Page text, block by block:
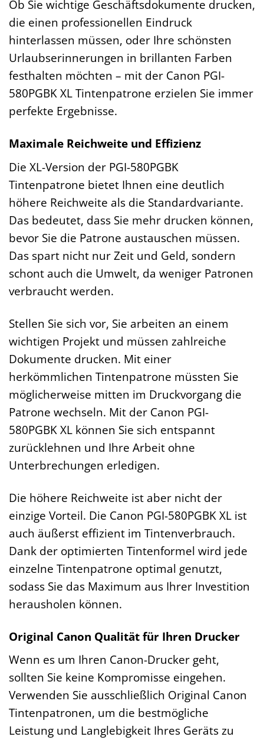
Ob Sie wichtige Geschäftsdokumente drucken,
die einen professionellen Eindruck
hinterlassen müssen, oder Ihre schönsten
Urlaubserinnerungen in brillanten Farben
festhalten möchten – mit der Canon PGI-
580PGBK XL Tintenpatrone erzielen Sie immer
perfekte Ergebnisse.
Maximale Reichweite und Effizienz
Die XL-Version der PGI-580PGBK
Tintenpatrone bietet Ihnen eine deutlich
höhere Reichweite als die Standardvariante.
Das bedeutet, dass Sie mehr drucken können,
bevor Sie die Patrone austauschen müssen.
Das spart nicht nur Zeit und Geld, sondern
schont auch die Umwelt, da weniger Patronen
verbraucht werden.
Stellen Sie sich vor, Sie arbeiten an einem
wichtigen Projekt und müssen zahlreiche
Dokumente drucken. Mit einer
herkömmlichen Tintenpatrone müssten Sie
möglicherweise mitten im Druckvorgang die
Patrone wechseln. Mit der Canon PGI-
580PGBK XL können Sie sich entspannt
zurücklehnen und Ihre Arbeit ohne
Unterbrechungen erledigen.
Die höhere Reichweite ist aber nicht der
einzige Vorteil. Die Canon PGI-580PGBK XL ist
auch äußerst effizient im Tintenverbrauch.
Dank der optimierten Tintenformel wird jede
einzelne Tintenpatrone optimal genutzt,
sodass Sie das Maximum aus Ihrer Investition
herausholen können.
Original Canon Qualität für Ihren Drucker
Wenn es um Ihren Canon-Drucker geht,
sollten Sie keine Kompromisse eingehen.
Verwenden Sie ausschließlich Original Canon
Tintenpatronen, um die bestmögliche
Leistung und Langlebigkeit Ihres Geräts zu